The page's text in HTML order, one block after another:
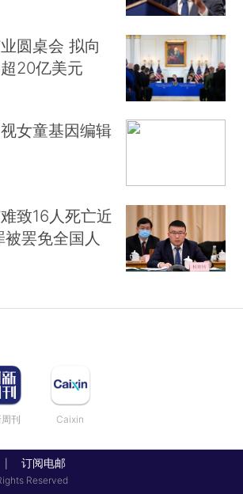
圆桌会 拟向
20亿美元
女童基因编辑
致16人死亡近
罢免全国人
刊 Caixin
订阅电邮
Reserved